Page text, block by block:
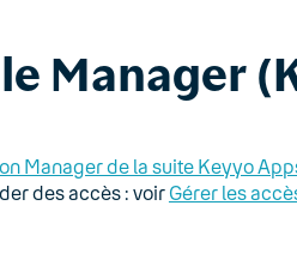
Manager
Manager de la suite Keyyo
des accès : voir Gérer les